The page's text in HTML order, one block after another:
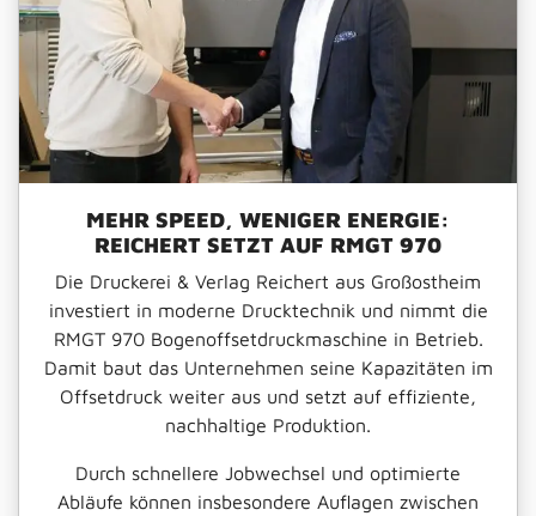
MEHR SPEED, WENIGER ENERGIE:
REICHERT SETZT AUF RMGT 970
Die Druckerei & Verlag Reichert aus Großostheim
investiert in moderne Drucktechnik und nimmt die
RMGT 970 Bogenoffsetdruckmaschine in Betrieb.
Damit baut das Unternehmen seine Kapazitäten im
Offsetdruck weiter aus und setzt auf effiziente,
nachhaltige Produktion.
Durch schnellere Jobwechsel und optimierte
Abläufe können insbesondere Auflagen zwischen